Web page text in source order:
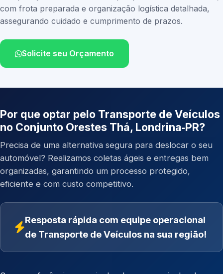
com frota preparada e organização logística detalhada,
assegurando cuidado e cumprimento de prazos.
Solicite seu Orçamento
Por que optar pelo Transporte de Veículos
no Conjunto Orestes Thá, Londrina‑PR?
Precisa de uma alternativa segura para deslocar o seu
automóvel? Realizamos coletas ágeis e entregas bem
organizadas, garantindo um processo protegido,
eficiente e com custo competitivo.
Resposta rápida com equipe operacional
de Transporte de Veículos na sua região!